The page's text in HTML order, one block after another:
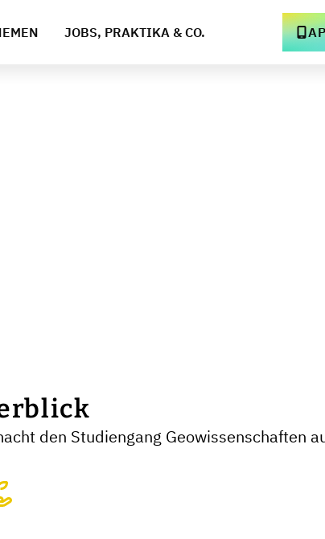
JOBS, PRAKTIKA & CO.
den Studiengang Geowissenschaften